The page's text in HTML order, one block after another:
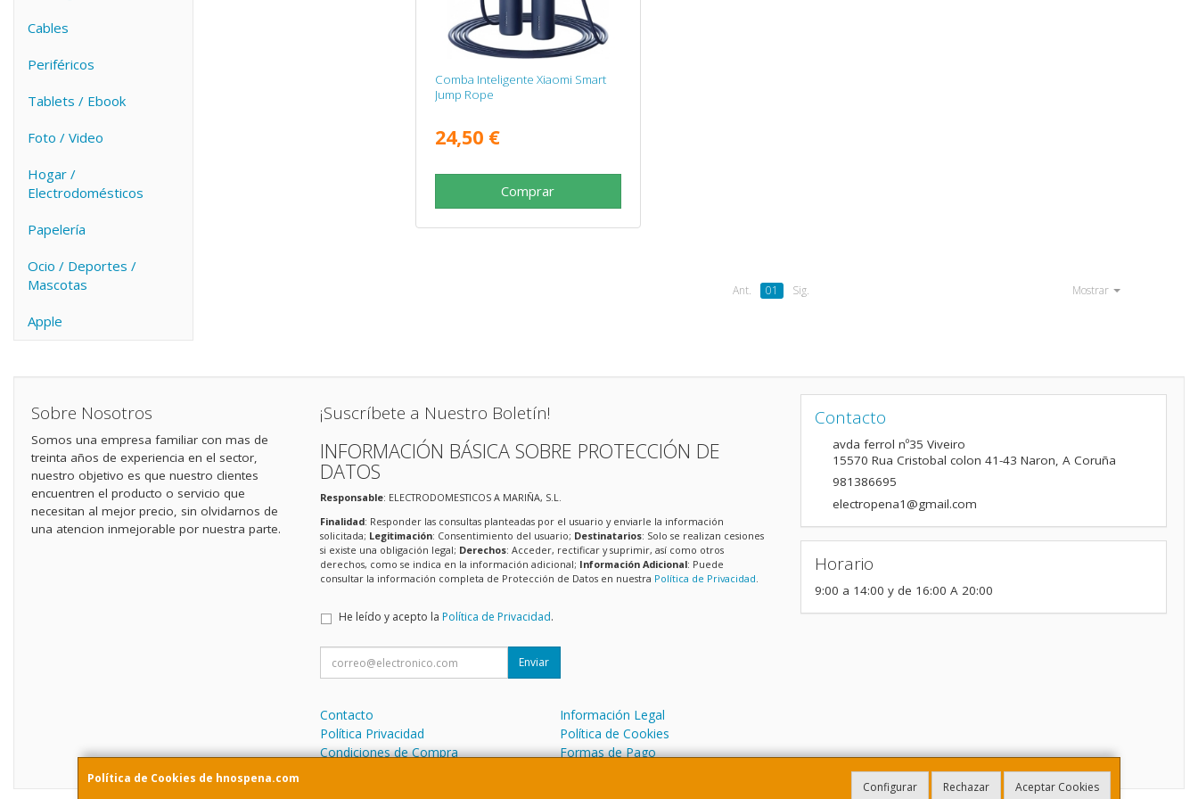
Cables
Periféricos
Tablets / Ebook
Foto / Video
Hogar /
Electrodomésticos
Papelería
Ocio / Deportes /
Mascotas
Apple
Comba Inteligente Xiaomi Smart
Jump Rope
24,50 €
Comprar
Ant. 01 Sig. Mostrar
Política de Cookies de hnospena.com
Configurar Rechazar Aceptar Cookies
Sobre Nosotros
Somos una empresa familiar con mas de
treinta años de experiencia en el sector,
nuestro objetivo es que nuestro clientes
encuentren el producto o servicio que
necesitan al mejor precio, sin olvidarnos de
una atencion inmejorable por nuestra parte.
¡Suscríbete a Nuestro Boletín!
INFORMACIÓN BÁSICA SOBRE PROTECCIÓN DE
DATOS
Responsable: ELECTRODOMESTICOS A MARIÑA, S.L.
Finalidad: Responder las consultas planteadas por el usuario y enviarle la información
solicitada; Legitimación: Consentimiento del usuario; Destinatarios: Solo se realizan cesiones
si existe una obligación legal; Derechos: Acceder, rectificar y suprimir, así como otros
derechos, como se indica en la información adicional; Información Adicional: Puede
consultar la información completa de Protección de Datos en nuestra Política de Privacidad
He leído y acepto la Política de Privacidad.
Enviar
Contacto
Información Legal
Política Privacidad
Política de Cookies
Condiciones de Compra
Formas de Pago
Contacto
avda ferrol nº35 Viveiro
15570 Rua Cristobal colon 41-43 Naron A Coruña
981386695
electropena1@gmail.com
Horario
9:00 a 14:00 y de 16:00 A 20:00